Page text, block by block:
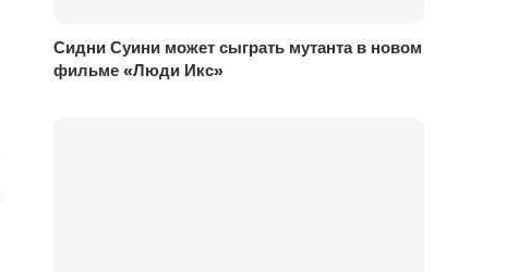
Сидни Суини может сыграть мутанта в новом
фильме «Люди Икс»